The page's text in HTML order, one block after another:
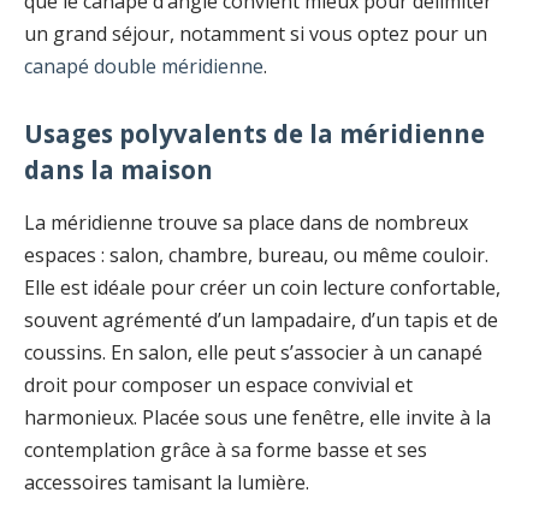
un grand séjour, notamment si vous optez pour un
canapé double méridienne.
Usages polyvalents de la méridienne
dans la maison
La méridienne trouve sa place dans de nombreux
espaces : salon, chambre, bureau, ou même couloir.
Elle est idéale pour créer un coin lecture confortable,
souvent agrémenté d’un lampadaire, d’un tapis et de
coussins. En salon, elle peut s’associer à un canapé
droit pour composer un espace convivial et
harmonieux. Placée sous une fenêtre, elle invite à la
contemplation grâce à sa forme basse et ses
accessoires tamisant la lumière.